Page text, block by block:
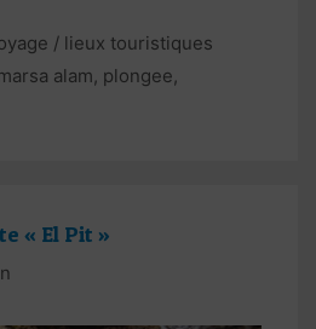
/ lieux touristiques
alam, plongee,
« El Pit »